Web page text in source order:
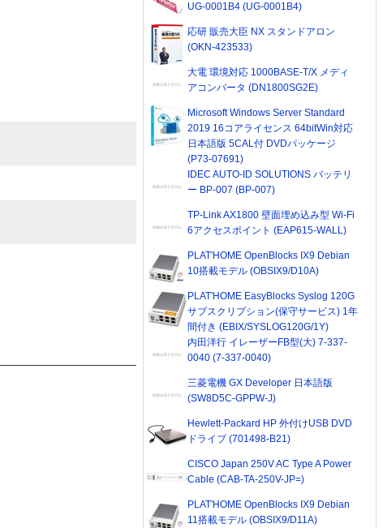
UG-0001B4 (UG-0001B4)
応研 販売大臣 NX スタンドアロン
(OKN-423533)
大電 環境対応 1000BASE-T/X メディ
アコンバータ (DN1800SG2E)
Microsoft Windows Server Standard
2019 16コアライセンス 64bitWin対応
日本語版 5CAL付 DVDパッケージ
(P73-07691)
IDEC AUTO-ID SOLUTIONS バッテリ
ー BP-007 (BP-007)
TP-Link AX1800 壁面埋め込み型 Wi-Fi
6アクセスポイント (EAP615-WALL)
PLAT'HOME OpenBlocks IX9 Debian
10搭載モデル (OBSIX9/D10A)
PLAT'HOME EasyBlocks Syslog 120G
サブスクリプション(保守サービス) 1年
間付き (EBIX/SYSLOG120G/1Y)
内田洋行 イレーザーFB型(大) 7-337-
0040 (7-337-0040)
三菱電機 GX Developer 日本語版
(SW8D5C-GPPW-J)
Hewlett-Packard HP 外付けUSB DVD
ドライブ (701498-B21)
CISCO Japan 250V AC Type A Power
Cable (CAB-TA-250V-JP=)
PLAT'HOME OpenBlocks IX9 Debian
11搭載モデル (OBSIX9/D11A)